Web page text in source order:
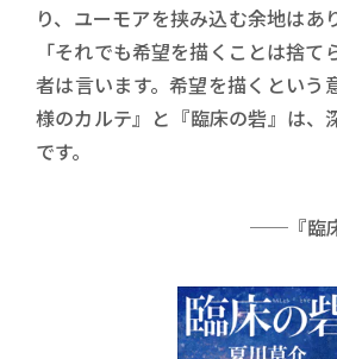
り、ユーモアを挟み込む余地はあ
「それでも希望を描くことは捨
者は言います。希望を描くという
様のカルテ』と『臨床の砦』は、
です。
──『臨